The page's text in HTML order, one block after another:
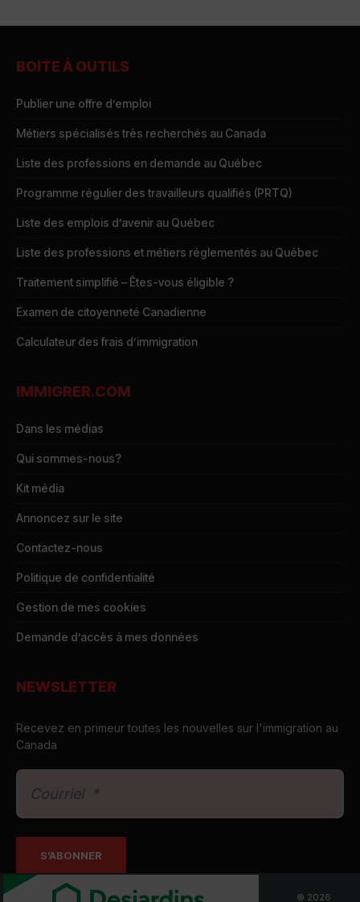
BOITE À OUTILS
Publier une offre d’emploi
Métiers spécialisés très recherchés au Canada
Liste des professions en demande au Québec
Programme régulier des travailleurs qualifiés (PRTQ)
Liste des emplois d’avenir au Québec
Liste des professions et métiers réglementés au Québec
Traitement simplifié – Êtes-vous éligible ?
Examen de citoyenneté Canadienne
Calculateur des frais d’immigration
IMMIGRER.COM
Dans les médias
Qui sommes-nous?
Kit média
Annoncez sur le site
Contactez-nous
Politique de confidentialité
Gestion de mes cookies
Demande d’accès à mes données
NEWSLETTER
Recevez en primeur toutes les nouvelles sur l'immigration au
Canada
© 2026